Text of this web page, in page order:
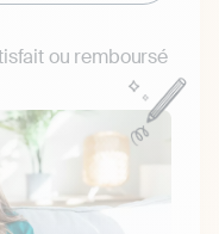
ou remboursé